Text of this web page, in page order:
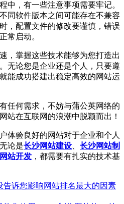
中，有一些注意事项需要牢记。
同软件版本之间可能存在不兼容
，配置文件的修改要谨慎，错误
常启动。
，掌握这些技术能够为您打造出
无论您是企业还是个人，只要遵
能成功搭建出稳定高效的网站运
任何需求，不妨与蒲公英网络的
站在互联网的浪潮中脱颖而出！
体验良好的网站对于企业和个人
论是长沙网站建设
长沙网站制
站开发 ，都需要有扎实的技术基
告诉您影响网站排名最大的因素